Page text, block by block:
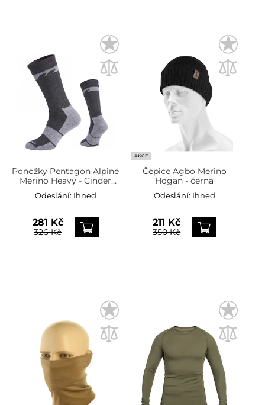
Ponožky Pentagon Alpine
Merino Heavy - Cinder
Grey
Odeslání: Ihned
281 Kč
326 Kč
AKCE
Čepice Agbo Merino
Hogan - černá
Odeslání: Ihned
211 Kč
350 Kč